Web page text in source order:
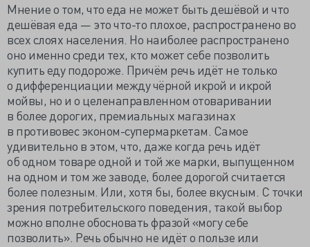
Мнение о том, что еда не может быть дешёвой и что
дешёвая еда — это что-то плохое, распространено во
всех слоях населения. Но наиболее распространено
оно именно среди тех, кто может себе позволить
купить еду подороже. Причём речь идёт не только
о дифференциации между чёрной икрой и икрой
мойвы, но и о целенаправленном отоваривании
в более дорогих, премиальных магазинах
в противовес эконом-супермаркетам. Самое
удивительно в этом, что, даже когда речь идёт
об одном товаре одной и той же марки, выпущенном
на одном и том же заводе, более дорогой считается
более полезным. Или, хотя бы, более вкусным. С точки
зрения потребительского поведения, такой выбор
можно вполне обосновать фразой «могу себе
позволить». Речь обычно не идёт о пользе или